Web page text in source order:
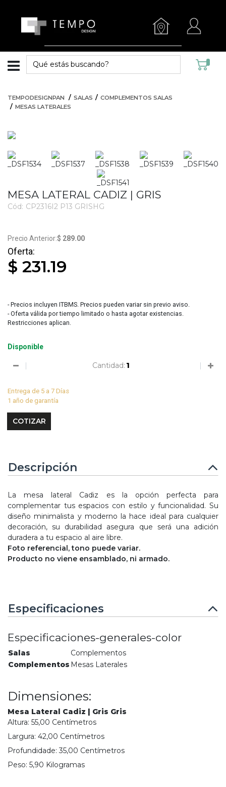
TEMPODESIGNPAN SALAS
COMPLEMENTOS SALAS
MESAS LATERALES
MESA LATERAL CADIZ | GRIS
Cód: CP2316I2 P13 GRISHG
$ 289.00
$ 231.19
- Precios incluyen ITBMS. Precios pueden variar sin previo aviso.
- Oferta válida por tiempo limitado o hasta agotar existencias.
Restricciones aplican.
Disponible
Cantidad:
Entrega de 5 a 7 Días
1 año de garantía
Descripción
La mesa lateral Cadiz es la opción perfecta para
complementar tus espacios con estilo y funcionalidad. Su
diseño minimalista y moderno la hace ideal para cualquier
decoración, su durabilidad asegura que será una adición
duradera a tu espacio al aire libre.
Foto referencial, tono puede variar.
Producto no viene ensamblado, ni armado.
Especificaciones
Especificaciones-generales-color
Salas
Complementos
Complementos Mesas Laterales
Dimensiones:
Mesa Lateral Cadiz | Gris Gris
Altura: 55,00 Centímetros
Largura: 42,00 Centímetros
Profundidade:35,00 Centímetros
Peso: 5,90 Kilogramas